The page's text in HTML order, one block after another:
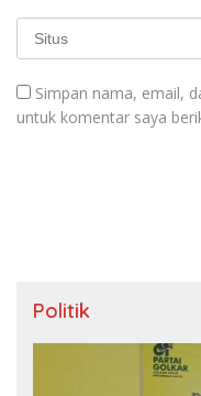
Simpan nama, email,
untuk komentar saya
Politik